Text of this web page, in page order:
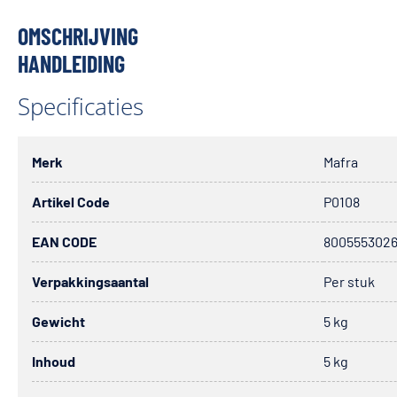
OMSCHRIJVING
HANDLEIDING
Specificaties
Merk Mafra
Artikel Code P0108
EAN CODE
Verpakkingsaantal Per stuk
Gewicht 5 kg
Inhoud 5 kg